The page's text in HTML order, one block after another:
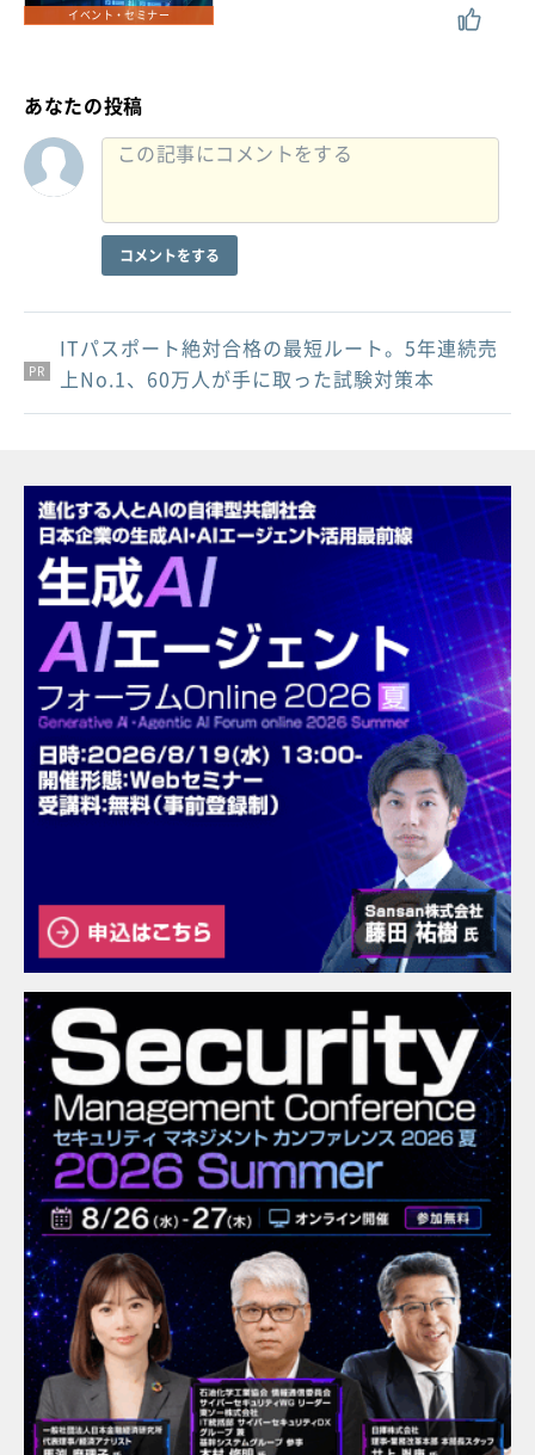
イベント・セミナー
あなたの投稿
コメントをする
PR
PR
PR
ITパスポート絶対合格の最短ルート。5年連続売
上No.1、60万人が手に取った試験対策本